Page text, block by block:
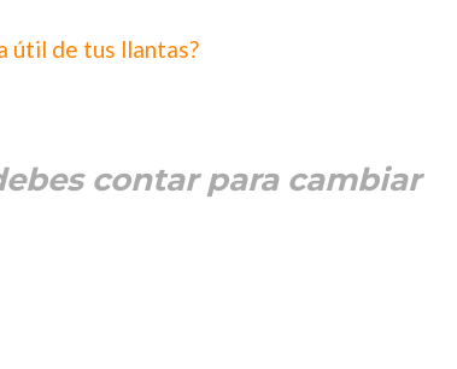
útil de tus llantas?
contar para cambiar